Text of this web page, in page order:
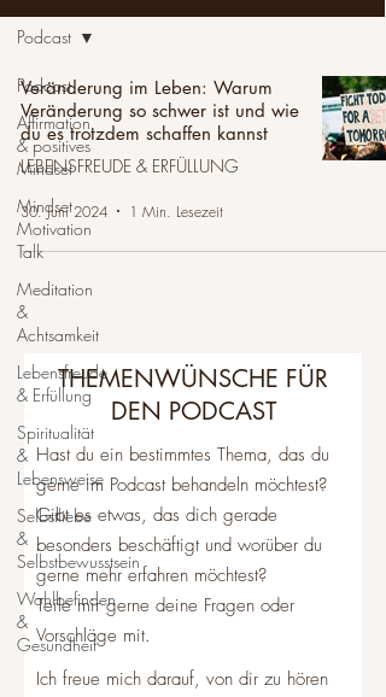
Podcast
Affirmation
& positives
Mindset
Mindset
Motivation
Talk
Meditation
&
Achtsamkeit
Lebensfreude
& Erfüllung
Spiritualität
&
Lebensweise
Selbstliebe
&
Selbstbewusstsein
Wohlbefinden
&
Gesundheit
Podcast
Veränderung im Leben: Warum
Veränderung so schwer ist und wie
du es trotzdem schaffen kannst
LEBENSFREUDE & ERFÜLLUNG
30. Juni 2024 1 Min. Lesezeit
THEMENWÜNSCHE FÜR
DEN PODCAST
Hast du ein bestimmtes Thema, das du
gerne im Podcast behandeln möchtest?
Gibt es etwas, das dich gerade
besonders beschäftigt und worüber du
gerne mehr erfahren möchtest?
Teile mir gerne deine Fragen oder
Vorschläge mit.
Ich freue mich darauf, von dir zu hören